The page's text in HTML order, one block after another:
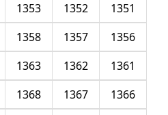
1351
1352
1353
1356
1357
1358
1361
1362
1363
1366
1367
1368